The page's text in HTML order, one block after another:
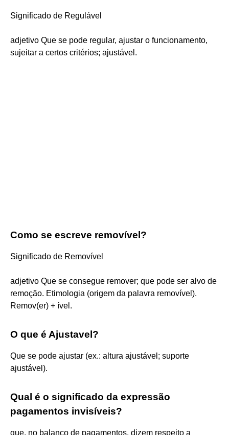
Significado de Regulável
adjetivo Que se pode regular, ajustar o funcionamento,
sujeitar a certos critérios; ajustável.
Como se escreve removível?
Significado de Removível
adjetivo Que se consegue remover; que pode ser alvo de
remoção. Etimologia (origem da palavra removível).
Remov(er) + ível.
O que é Ajustavel?
Que se pode ajustar (ex.: altura ajustável; suporte
ajustável).
Qual é o significado da expressão
pagamentos invisíveis?
que, no balanço de pagamentos, dizem respeito a